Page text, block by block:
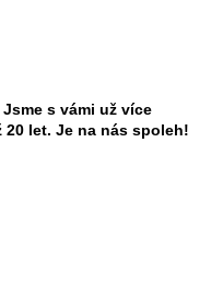
Jsme s vámi už více
20 let. Je na nás spoleh!